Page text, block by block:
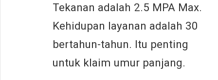
Tekanan adalah 2.5 MPA Max.
Kehidupan layanan adalah 30
bertahun-tahun. Itu penting
untuk klaim umur panjang.